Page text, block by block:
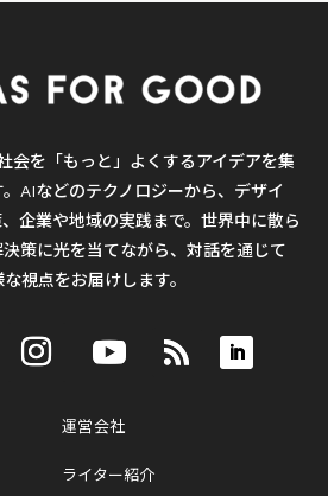
会を「もっと」よくするアイデアを集
AIなどのテクノロジーから、デザイ
企業や地域の実践まで。世界中に散ら
策に光を当てながら、対話を通じて
視点をお届けします。
運営会社
ライター紹介